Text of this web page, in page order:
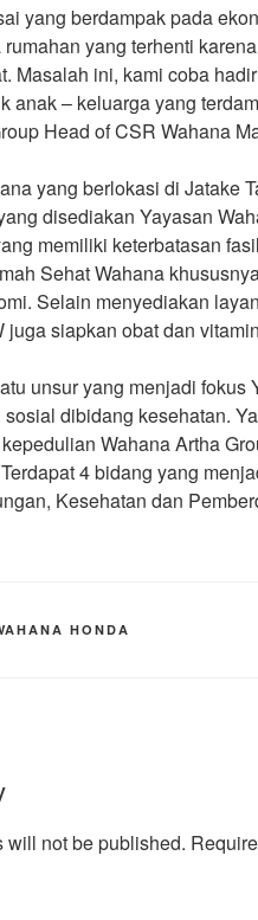
yang berdampak pada
yang terhenti
Masalah ini, kami coba
anak – keluarga yang
Head of CSR Wahana
yang berlokasi di Jatake
disediakan Yayasan
memiliki keterbatasan
Sehat Wahana
Selain menyediakan
juga siapkan obat dan
unsur yang menjadi fokus
dibidang kesehatan.
Wahana Artha
4 bidang yang
Kesehatan dan
HONDA
will not be published.